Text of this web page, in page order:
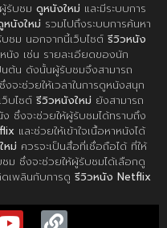
รับชม ดูหนังใหม่ และมีระบบการ
หนังใหม่ รวมไปถึงระบบการค้นหา
ชม นอกจากนี้เว็บไซต์ รีวิวหนัง
นัง เช่น รายละเอียดของนัก
ต้น ดังนั้นผู้รับชมจึงสามารถ
จะช่วยให้เวลาในการดูหนังสนุก
บไซต์ รีวิวหนังใหม่ ยังสามารถ
ซึ่งจะช่วยให้ผู้รับชมได้ทราบถึง
และช่วยให้เข้าใจเนื้อหาหนังได้
หม่ ควรจะเป็นสื่อที่เชื่อถือได้ ที่ให้
ม ซึ่งจะช่วยให้ผู้รับชมได้เลือกดู
เพลินกับการดู รีวิวหนัง Netflix